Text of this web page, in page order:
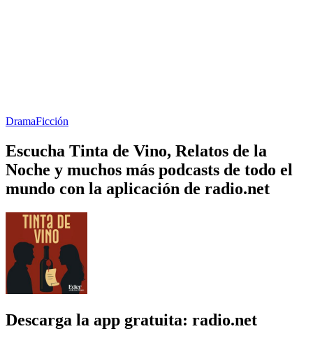
DramaFicción
Escucha Tinta de Vino, Relatos de la
Noche y muchos más podcasts de todo el
mundo con la aplicación de radio.net
Descarga la app gratuita: radio.net